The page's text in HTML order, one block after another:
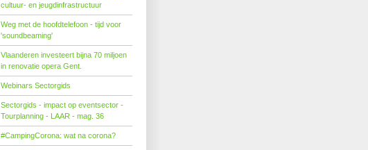
cultuur- en jeugdinfrastructuur
Weg met de hoofdtelefoon - tijd voor
'soundbeaming'
Vlaanderen investeert bijna 70 miljoen
in renovatie opera Gent.
Webinars Sectorgids
Sectorgids - impact op eventsector -
Tourplanning - LAAR - mag. 36
#CampingCorona: wat na corona?